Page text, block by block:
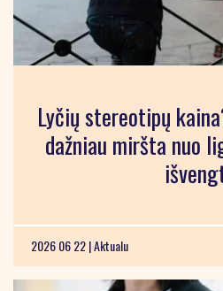
Lyčių stereotipų
dažniau miršta nuo
2026 06 22 |Aktualu